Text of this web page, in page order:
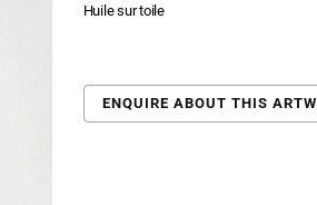
Huile sur toile
ENQUIRE ABOUT THIS